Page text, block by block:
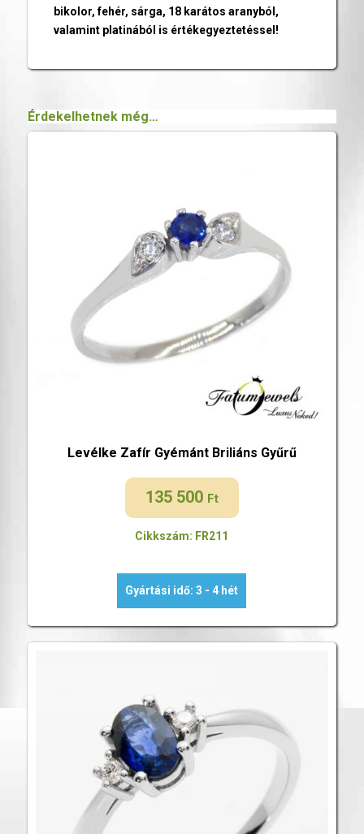
bikolor, fehér, sárga, 18 karátos aranyból,
valamint platinából is értékegyeztetéssel!
Érdekelhetnek még…
Levélke Zafír Gyémánt Briliáns Gyűrű
135 500 Ft
Cikkszám: FR211
Gyártási idő: 3 - 4 hét